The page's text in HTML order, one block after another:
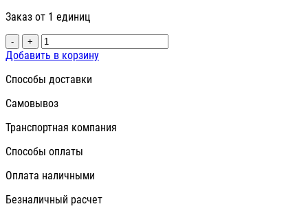
Заказ от 1 единиц
- +
Добавить в корзину
Способы доставки
Самовывоз
Транспортная компания
Способы оплаты
Оплата наличными
Безналичный расчет